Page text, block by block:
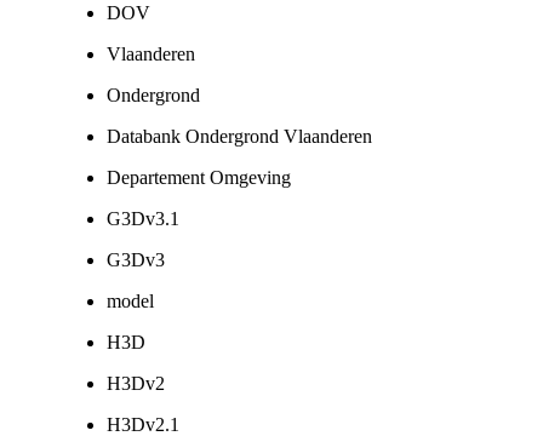
DOV
Vlaanderen
Ondergrond
Databank Ondergrond Vlaanderen
Departement Omgeving
G3Dv3.1
G3Dv3
model
H3D
H3Dv2
H3Dv2.1